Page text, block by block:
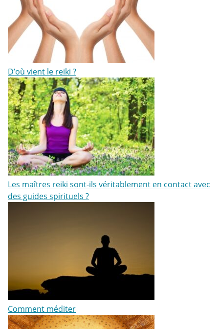
D’où vient le reiki ?
Les maîtres reiki sont-ils véritablement en contact avec
des guides spirituels ?
Comment méditer